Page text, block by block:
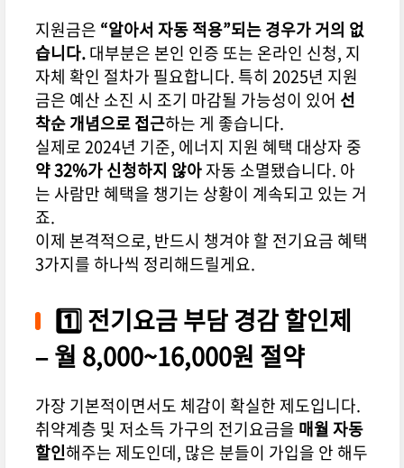
지원금은 “알아서 자동 적용”되는 경우가 거의 없
습니다.대부분은 본인 인증 또는 온라인 신청, 지
자체 확인 절차가 필요합니다. 특히 2025년 지원
금은 예산 소진 시 조기 마감될 가능성이 있어 선
착순 개념으로 접근하는 게 좋습니다.
실제로 2024년 기준, 에너지 지원 혜택 대상자 중
약 32%가 신청하지 않아자동 소멸됐습니다. 아
는 사람만 혜택을 챙기는 상황이 계속되고 있는 거
죠.
이제 본격적으로, 반드시 챙겨야 할 전기요금 혜택
3가지를 하나씩 정리해드릴게요.
1️⃣ 전기요금 부담 경감 할인제
– 월 8,000~16,000원 절약
가장 기본적이면서도 체감이 확실한 제도입니다.
취약계층 및 저소득 가구의 전기요금을 매월 자동
할인해주는 제도인데, 많은 분들이 가입을 안 해두